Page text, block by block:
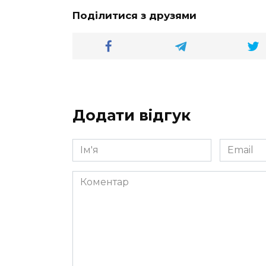
Поділитися з друзями
Додати відгук
Ім'я
*
Email
*
Коментар